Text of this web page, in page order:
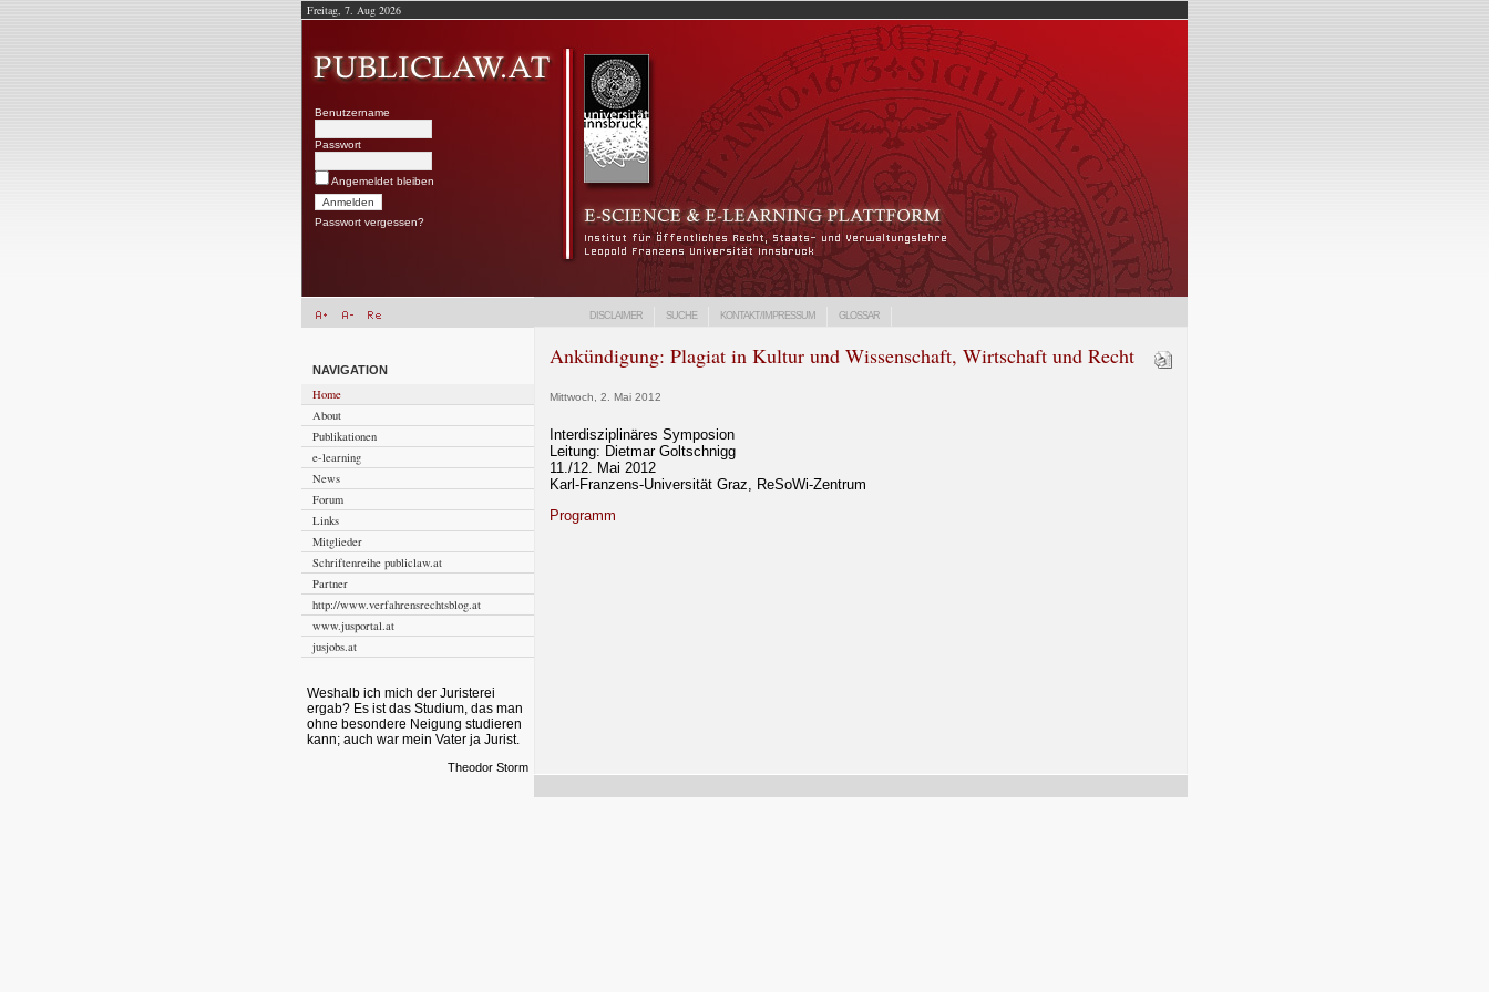
Freitag, 7. Aug 2026
Benutzername
Passwort
Angemeldet bleiben
Passwort vergessen?
DISCLAIMER SUCHE KONTAKT/IMPRESSUM GLOSSAR
NAVIGATION
Home
About
Publikationen
e-learning
News
Forum
Links
Mitglieder
Schriftenreihe publiclaw.at
Partner
http://www.verfahrensrechtsblog.at
www.jusportal.at
jusjobs.at
Weshalb ich mich der Juristerei
ergab? Es ist das Studium, das man
ohne besondere Neigung studieren
kann; auch war mein Vater ja Jurist.
Theodor Storm
Ankündigung: Plagiat in Kultur und Wissenschaft, Wirtschaft und Recht
Mittwoch, 2. Mai 2012
Interdisziplinäres Symposion
Leitung: Dietmar Goltschnigg
11./12. Mai 2012
Karl-Franzens-Universität Graz, ReSoWi-Zentrum
Programm